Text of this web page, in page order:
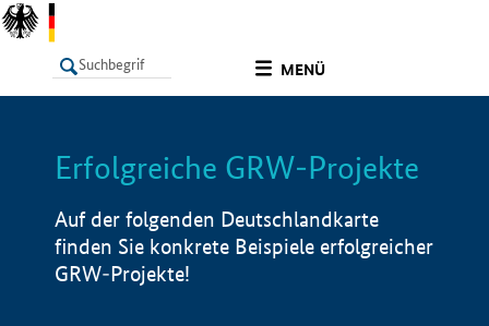
MENÜ
LISTE Info
Erfolgreiche GRW-Projekte
Auf der folgenden Deutschlandkarte
finden Sie konkrete Beispiele erfolgreicher
GRW-Projekte!